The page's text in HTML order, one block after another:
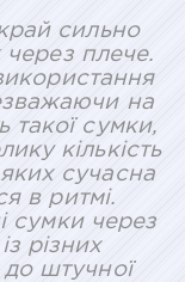
сильно
через плече.
на
такої сумки,
кількість
сучасна
в ритмі.
сумки через
різних
до штучної